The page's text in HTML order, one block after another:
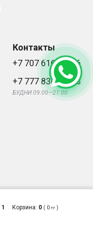
1 Корзина: 0 ( 0тг)
Контакты
+7 707 616-61-66
+7 777 836-66-33
БУДНИ 09:00—21:00